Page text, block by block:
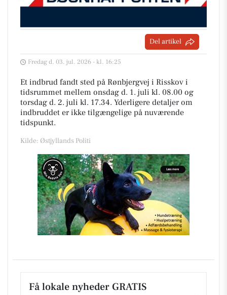
Del artikel
Fredag d. 03. jul. 2026 - kl. 16:25
Et indbrud fandt sted på Rønbjergvej i Risskov i
tidsrummet mellem onsdag d. 1. juli kl. 08.00 og
torsdag d. 2. juli kl. 17.34. Yderligere detaljer om
indbruddet er ikke tilgængelige på nuværende
tidspunkt.
Kilde: Østjyllands Politi
Få lokale nyheder GRATIS